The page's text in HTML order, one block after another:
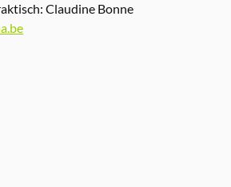
Claudine Bonne